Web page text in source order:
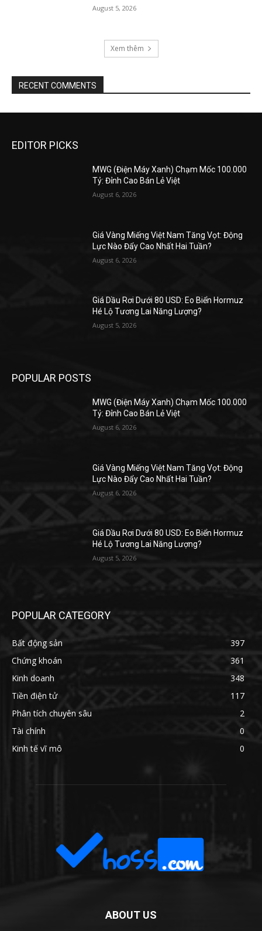
August 5, 2026
Xem thêm
RECENT COMMENTS
EDITOR PICKS
MWG (Điện Máy Xanh) Chạm Mốc 100.000
Tỷ: Đỉnh Cao Bán Lẻ Việt
August 6, 2026
Giá Vàng Miếng Việt Nam Tăng Vọt: Động
Lực Nào Đẩy Cao Nhất Hai Tuần?
August 6, 2026
Giá Dầu Rơi Dưới 80 USD: Eo Biển Hormuz
Hé Lộ Tương Lai Năng Lượng?
August 5, 2026
POPULAR POSTS
MWG (Điện Máy Xanh) Chạm Mốc 100.000
Tỷ: Đỉnh Cao Bán Lẻ Việt
August 6, 2026
Giá Vàng Miếng Việt Nam Tăng Vọt: Động
Lực Nào Đẩy Cao Nhất Hai Tuần?
August 6, 2026
Giá Dầu Rơi Dưới 80 USD: Eo Biển Hormuz
Hé Lộ Tương Lai Năng Lượng?
August 5, 2026
POPULAR CATEGORY
Bất động sản
397
Chứng khoán
361
Kinh doanh
348
Tiền điện tử
117
Phân tích chuyên sâu
2
Tài chính
0
Kinh tế vĩ mô
0
ABOUT US